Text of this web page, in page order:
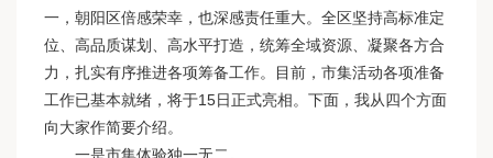
一，朝阳区倍感荣幸，也深感责任重大。全区坚持高标准定
位、高品质谋划、高水平打造，统筹全域资源、凝聚各方合
力，扎实有序推进各项筹备工作。目前，市集活动各项准备
工作已基本就绪，将于15日正式亮相。下面，我从四个方面
向大家作简要介绍。